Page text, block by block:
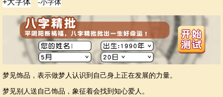
梦见饰品，表示做梦人认识到自己身上正在发展的力量。
梦见别人送自己饰品，象征着会找到知心爱人。